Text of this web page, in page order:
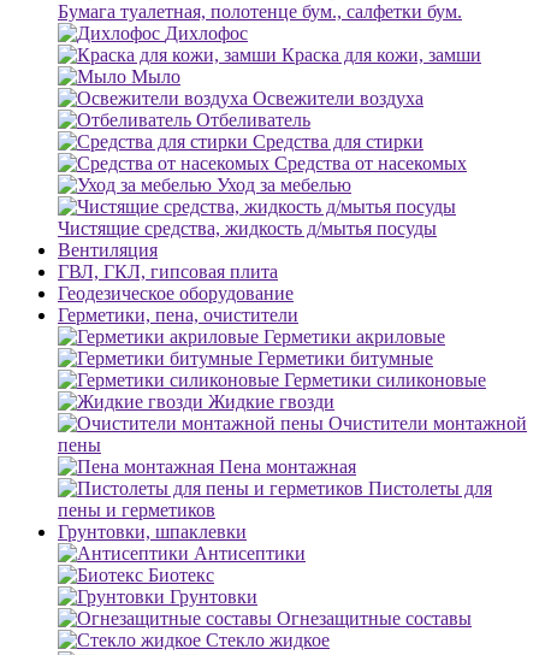
Бумага туалетная, полотенце бум., салфетки бум.
Дихлофос
Краска для кожи, замши
Мыло
Освежители воздуха
Отбеливатель
Средства для стирки
Средства от насекомых
Уход за мебелью
Чистящие средства, жидкость д/мытья посуды
Вентиляция
ГВЛ, ГКЛ, гипсовая плита
Геодезическое оборудование
Герметики, пена, очистители
Герметики акриловые
Герметики битумные
Герметики силиконовые
Жидкие гвозди
Очистители монтажной
пены
Пена монтажная
Пистолеты для
пены и герметиков
Грунтовки, шпаклевки
Антисептики
Биотекс
Грунтовки
Огнезащитные составы
Стекло жидкое